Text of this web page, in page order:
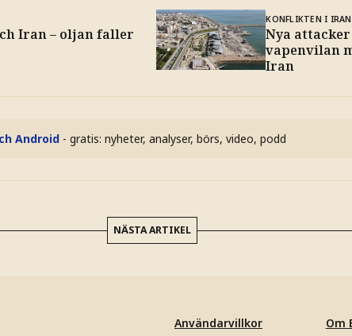
Iran – oljan faller
KONFLIKTEN I IRAN
Nya
vapenvilan
Iran
Android - gratis: nyheter, analyser, börs, video, podd
NÄSTA ARTIKEL
Användarvillkor
Om